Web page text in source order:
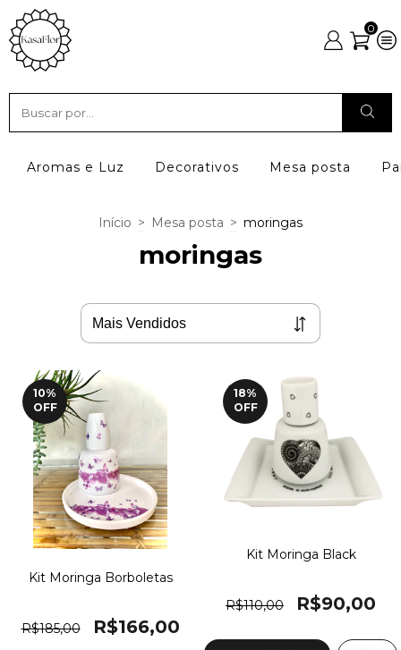
0
Aromas e Luz Decorativos Mesa posta
Início > Mesa posta > moringas
moringas
10%
OFF
Kit Moringa Borboletas
R$185,00 R$166,00
18%
OFF
Kit Moringa Black
R$110,00 R$90,00